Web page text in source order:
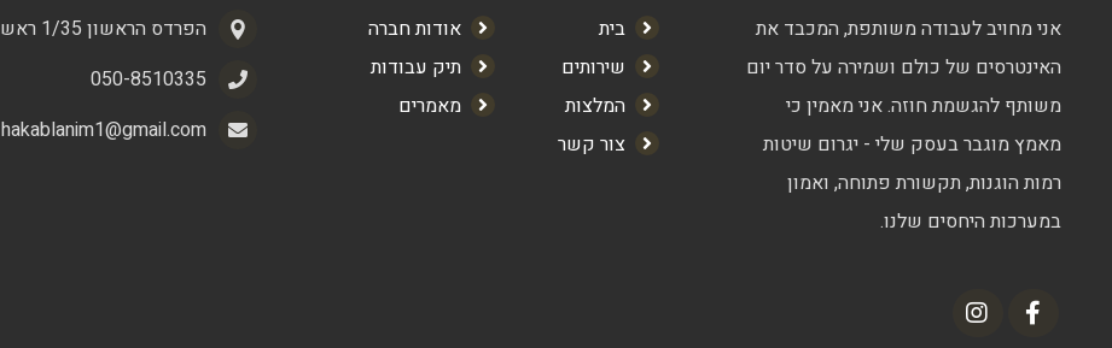
אני מחויב לעבודה משותפת, המכבד את
האינטרסים של כולם ושמירה על סדר יום
משותף להגשמת חוזה. אני מאמין כי
מאמץ מוגבר בעסק שלי - יגרום שיטות
רמות הוגנות, תקשורת פתוחה, ואמון
במערכות היחסים שלנו.
בית
אודות חברה
שירותים
תיק עבודות
המלצות
מאמרים
צור קשר
הפרדס הראשון 1/35 ראשון לציון
050-8510335
hakablanim1@gmail.com